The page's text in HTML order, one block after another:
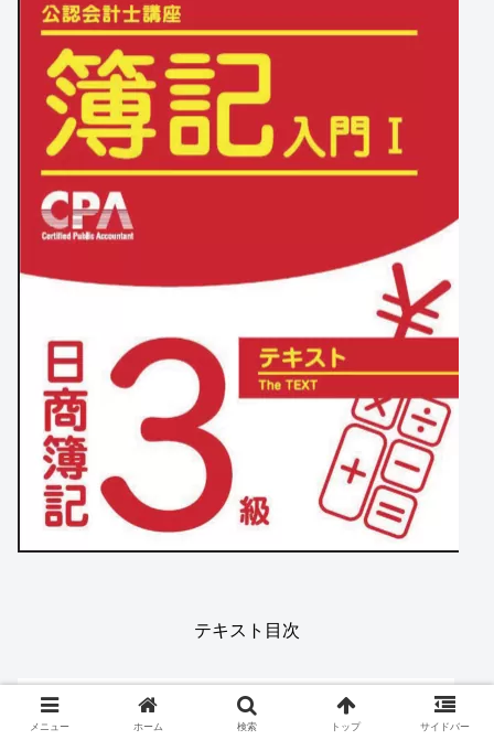
テキスト目次
メニュー ホーム 検索 トップ サイドバー